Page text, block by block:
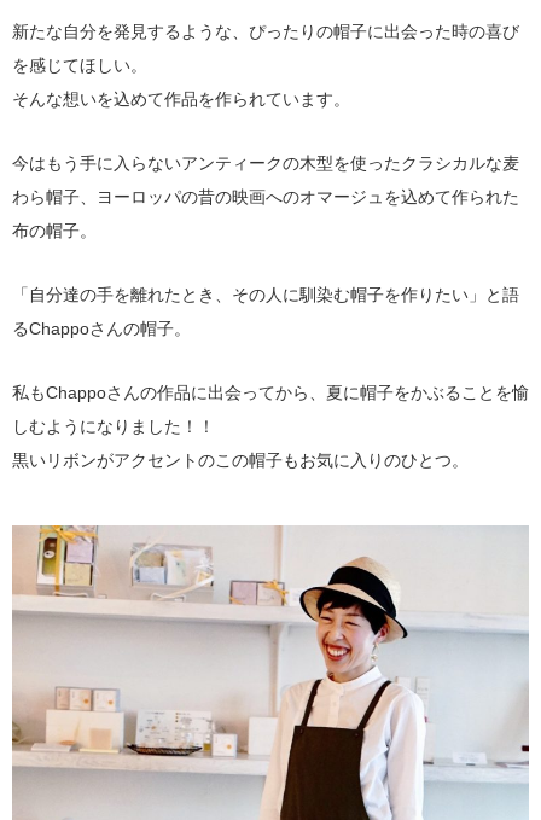
新たな自分を発見するような、ぴったりの帽子に出会った時の喜び
を感じてほしい。
そんな想いを込めて作品を作られています。
今はもう手に入らないアンティークの木型を使ったクラシカルな麦
わら帽子、ヨーロッパの昔の映画へのオマージュを込めて作られた
布の帽子。
「自分達の手を離れたとき、その人に馴染む帽子を作りたい」と語
るChappoさんの帽子。
私もChappoさんの作品に出会ってから、夏に帽子をかぶることを愉
しむようになりました！！
黒いリボンがアクセントのこの帽子もお気に入りのひとつ。